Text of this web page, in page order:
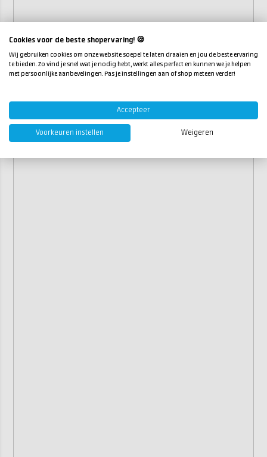
Cookies voor de beste shopervaring! 🍪
Wij gebruiken cookies om onze website soepel te laten draaien en jou de beste ervaring
te bieden. Zo vind je snel wat je nodig hebt, werkt alles perfect en kunnen we je helpen
met persoonlijke aanbevelingen. Pas je instellingen aan of shop meteen verder!
Accepteer
Voorkeuren instellen Weigeren